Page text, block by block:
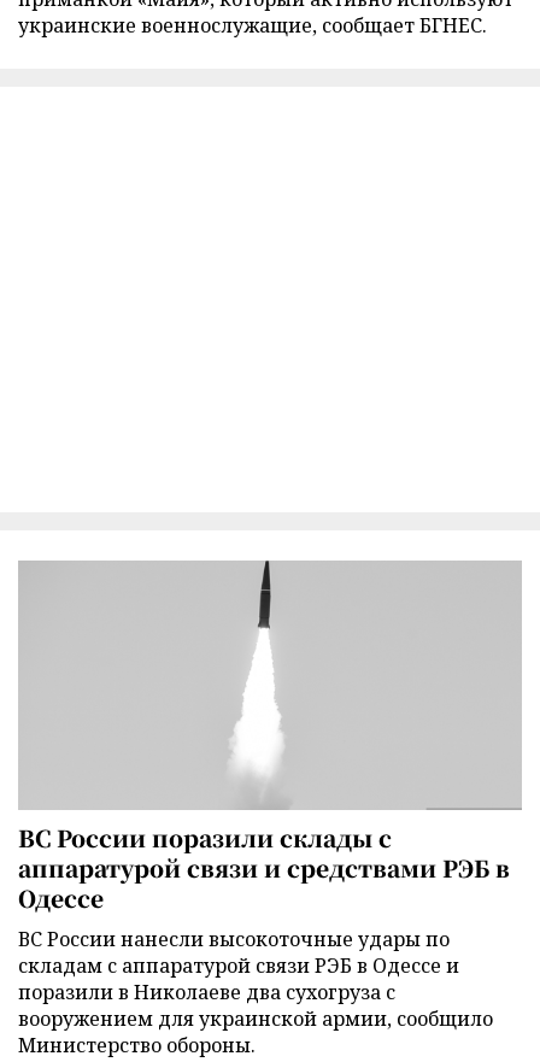
украинские военнослужащие, сообщает БГНЕС.
ВС России поразили склады с
аппаратурой связи и средствами РЭБ в
Одессе
ВС России нанесли высокоточные удары по
складам с аппаратурой связи РЭБ в Одессе и
поразили в Николаеве два сухогруза с
вооружением для украинской армии, сообщило
Министерство обороны.